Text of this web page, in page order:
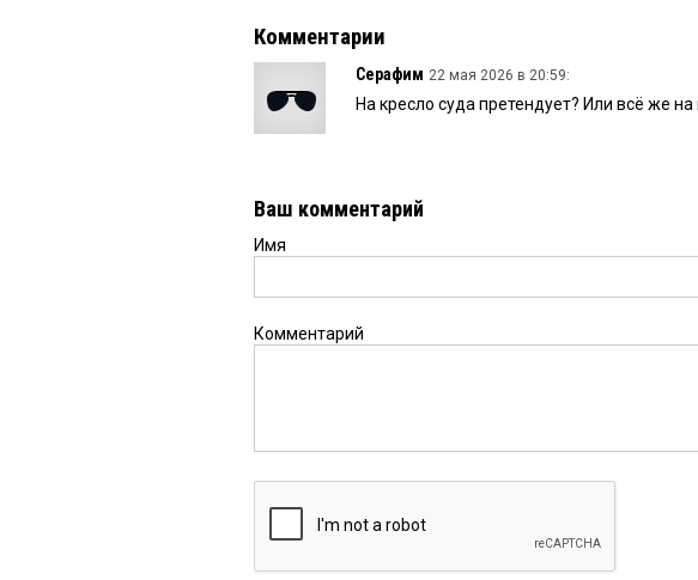
Комментарии
Серафим 22 мая 2026 в 20:59:
На кресло суда претендует? Или всё же на
Ваш комментарий
Имя
Комментарий